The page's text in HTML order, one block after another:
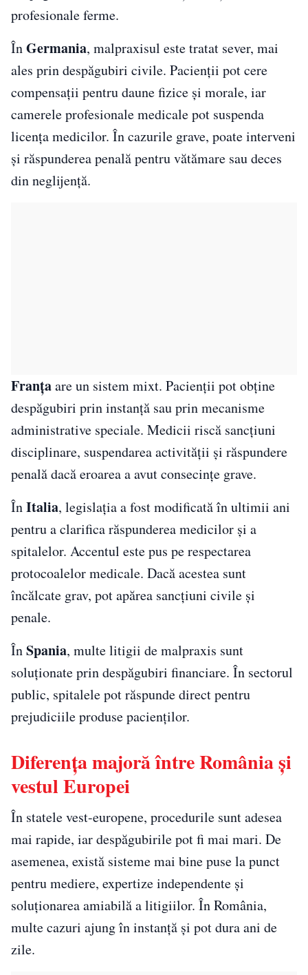
profesionale ferme.
ÎnGermania, malpraxisul este tratat sever, mai
ales prin despăgubiri civile. Pacienții pot cere
compensații pentru daune fizice și morale, iar
camerele profesionale medicale pot suspenda
licența medicilor. În cazurile grave, poate interveni
și răspunderea penală pentru vătămare sau deces
din neglijență.
Franțaare un sistem mixt. Pacienții pot obține
despăgubiri prin instanță sau prin mecanisme
administrative speciale. Medicii riscă sancțiuni
disciplinare, suspendarea activității și răspundere
penală dacă eroarea a avut consecințe grave.
ÎnItalia, legislația a fost modificată în ultimii ani
pentru a clarifica răspunderea medicilor și a
spitalelor. Accentul este pus pe respectarea
protocoalelor medicale. Dacă acestea sunt
încălcate grav, pot apărea sancțiuni civile și
penale.
ÎnSpania, multe litigii de malpraxis sunt
soluționate prin despăgubiri financiare. În sectorul
public, spitalele pot răspunde direct pentru
prejudiciile produse pacienților.
Diferența majoră între România și
vestul Europei
În statele vest-europene, procedurile sunt adesea
mai rapide, iar despăgubirile pot fi mai mari. De
asemenea, există sisteme mai bine puse la punct
pentru mediere, expertize independente și
soluționarea amiabilă a litigiilor. În România,
multe cazuri ajung în instanță și pot dura ani de
zile.